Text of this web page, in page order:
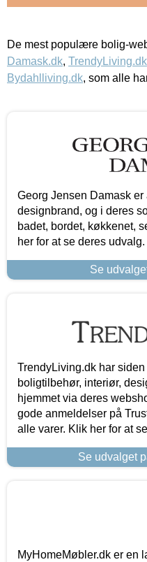
De mest populære bolig-
Damask.dk, TrendyLiving.dk
Bydahlliving.dk, som alle
Georg Jensen Damask
designbrand, og i deres
badet, bordet, køkkenet,
her for at se deres udvalg.
Se
TrendyLiving.dk har
boligtilbehør, interiør,
hjemmet via deres
gode anmeldelser på
alle varer. Klik her for at
Se udvalget
MyHomeMøbler.dk er